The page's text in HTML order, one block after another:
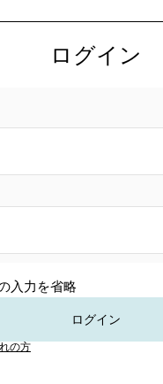
ログイン
入力を省略
ログイン
の方